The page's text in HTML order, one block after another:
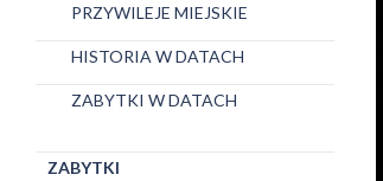
PRZYWILEJE MIEJSKIE
HISTORIA W DATACH
ZABYTKI W DATACH
ZABYTKI